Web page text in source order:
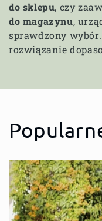
do sklepu, czy
do magazynu,
sprawdzony
rozwiązanie